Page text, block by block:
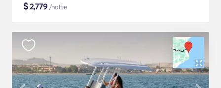
$2,779 /notte